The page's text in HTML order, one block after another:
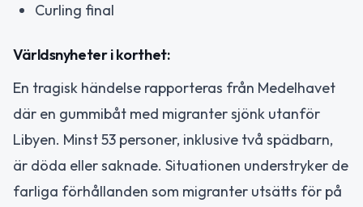
Curling final
Världsnyheter i korthet:
En tragisk händelse rapporteras från Medelhavet
där en gummibåt med migranter sjönk utanför
Libyen. Minst 53 personer, inklusive två spädbarn,
är döda eller saknade. Situationen understryker de
farliga förhållanden som migranter utsätts för på